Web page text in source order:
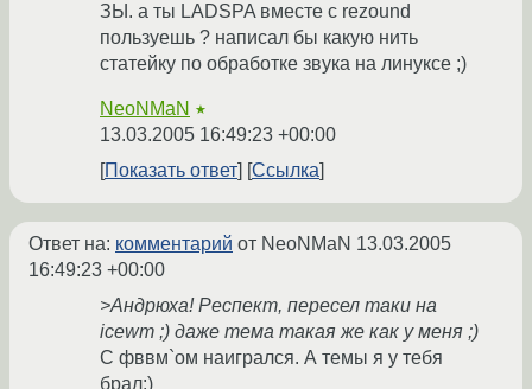
ЗЫ. а ты LADSPA вместе с rezound
пользуешь ? написал бы какую нить
статейку по обработке звука на линуксе ;)
NeoNMaN ★
13.03.2005 16:49:23 +00:00
Показать ответ
Ссылка
Ответ на: комментарий от NeoNMaN 13.03.2005
16:49:23 +00:00
>Андрюха! Респект, пересел таки на
icewm ;) даже тема такая же как у меня ;)
С фввм`ом наигрался. А темы я у тебя
брал:)